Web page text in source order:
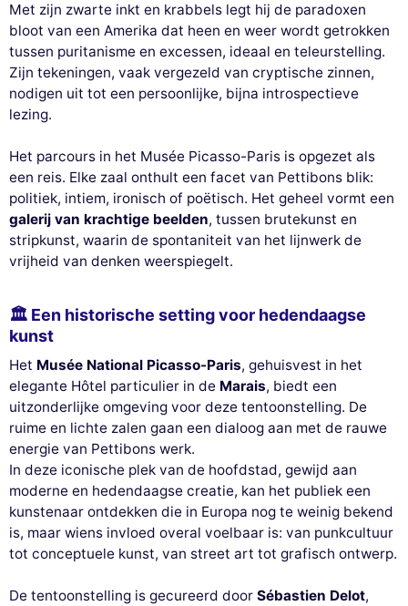
Met zijn zwarte inkt en krabbels legt hij de paradoxen
bloot van een Amerika dat heen en weer wordt getrokken
tussen puritanisme en excessen, ideaal en teleurstelling.
Zijn tekeningen, vaak vergezeld van cryptische zinnen,
nodigen uit tot een persoonlijke, bijna introspectieve
lezing.
Het parcours in het Musée Picasso-Paris is opgezet als
een reis. Elke zaal onthult een facet van Pettibons blik:
politiek, intiem, ironisch of poëtisch. Het geheel vormt een
galerij van krachtige beelden, tussen brutekunst en
stripkunst, waarin de spontaniteit van het lijnwerk de
vrijheid van denken weerspiegelt.
🏛 Een historische setting voor hedendaagse
kunst
Het Musée National Picasso-Paris, gehuisvest in het
elegante Hôtel particulier in de Marais, biedt een
uitzonderlijke omgeving voor deze tentoonstelling. De
ruime en lichte zalen gaan een dialoog aan met de rauwe
energie van Pettibons werk.
In deze iconische plek van de hoofdstad, gewijd aan
moderne en hedendaagse creatie, kan het publiek een
kunstenaar ontdekken die in Europa nog te weinig bekend
is, maar wiens invloed overal voelbaar is: van punkcultuur
tot conceptuele kunst, van street art tot grafisch ontwerp.
De tentoonstelling is gecureerd door Sébastien Delot,